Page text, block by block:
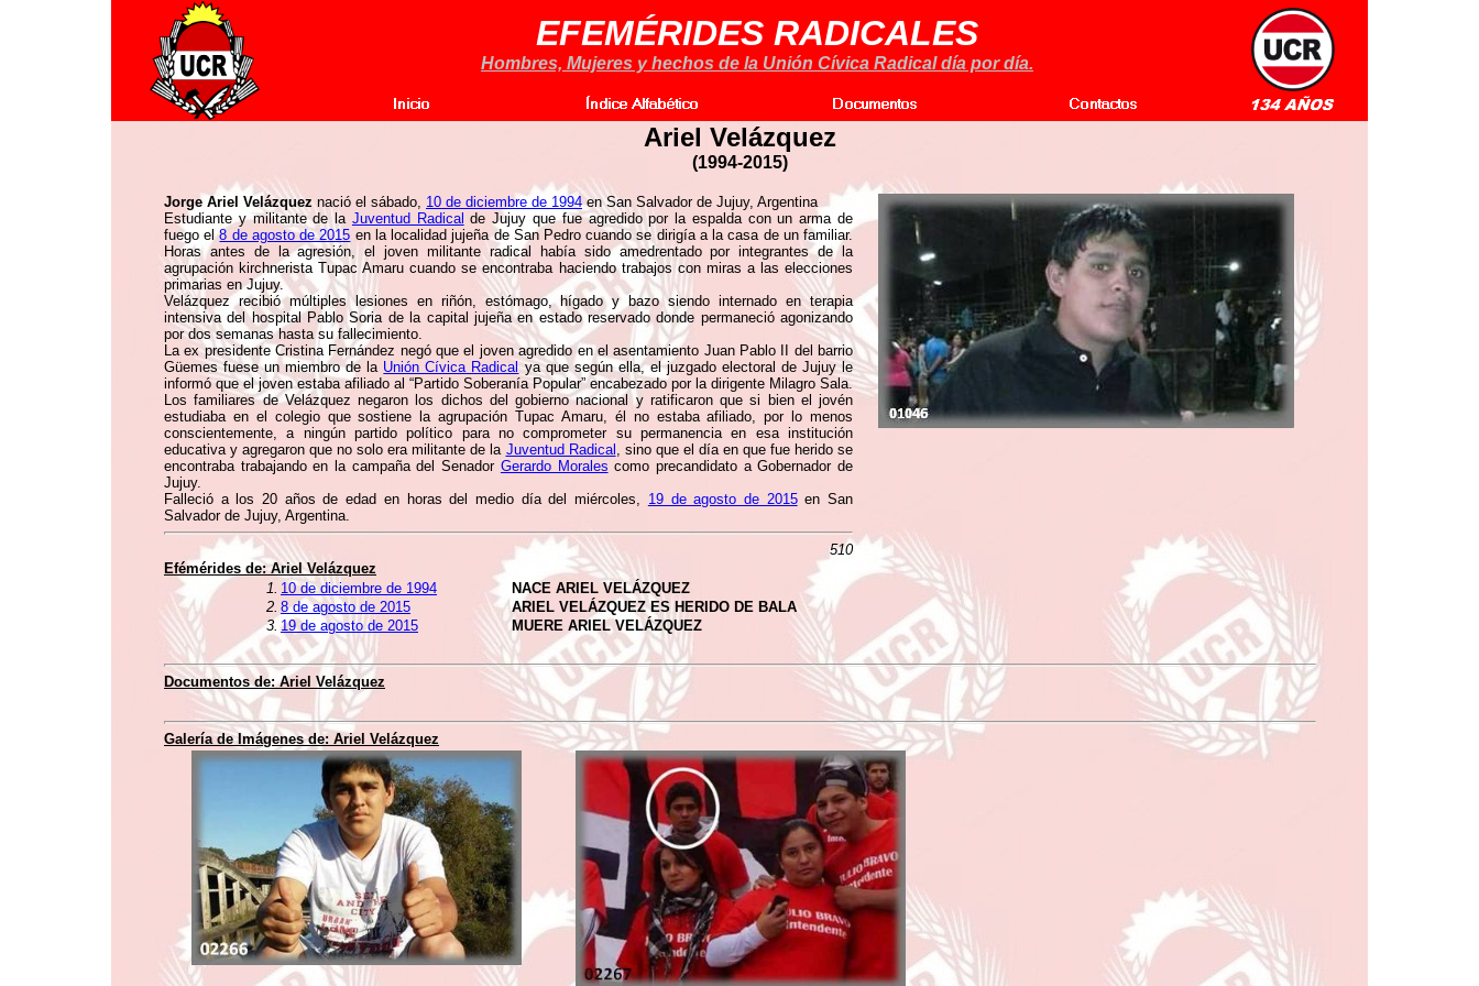
EFEMÉRIDES RADICALES
Hombres, Mujeres y hechos de la Unión Cívica Radical día por día.
Ariel Velázquez
(1994-2015)
Jorge Ariel Velázquez nació el sábado, 10 de diciembre de 1994en San Salvador de Jujuy, Argentina
Estudiante y militante de la Juventud Radical de Jujuy que fue agredido por la espalda con un arma de
fuego el8 de agosto de 2015 en la localidad jujeña de San Pedro cuando se dirigía a la casa de un familiar.
Horas antes de la agresión, el joven militante radical había sido amedrentado por integrantes de la
agrupación kirchnerista Tupac Amaru cuando se encontraba haciendo trabajos con miras a las elecciones
primarias en Jujuy.
Velázquez recibió múltiples lesiones en riñón, estómago, hígado y bazo siendo internado en terapia
intensiva del hospital Pablo Soria de la capital jujeña en estado reservado donde permaneció agonizando
por dos semanas hasta su fallecimiento.
La ex presidente Cristina Fernández negó que el joven agredido en el asentamiento Juan Pablo II del barrio
Güemes fuese un miembro de la Unión Cívica Radical ya que según ella, el juzgado electoral de Jujuy le
informó que el joven estaba afiliado al “Partido Soberanía Popular” encabezado por la dirigente Milagro Sala.
Los familiares de Velázquez negaron los dichos del gobierno nacional y ratificaron que si bien el jovén
estudiaba en el colegio que sostiene la agrupación Tupac Amaru, él no estaba afiliado, por lo menos
conscientemente, a ningún partido político para no comprometer su permanencia en esa institución
educativa y agregaron que no solo era militante de la Juventud Radical , sino que el día en que fue herido se
encontraba trabajando en la campaña del Senador Gerardo Morales como precandidato a Gobernador de
Jujuy.
Falleció a los 20 años de edad en horas del medio día del miércoles, 19 de agosto de 2015en San
Salvador de Jujuy, Argentina.
510
Efémérides de:Ariel Velázquez
1. 10 de diciembre de 1994
NACE ARIEL VELÁZQUEZ
2. 8 de agosto de 2015
ARIEL VELÁZQUEZ ES HERIDO DE BALA
3. 19 de agosto de 2015 MUERE ARIEL VELÁZQUEZ
Documentos de:Ariel Velázquez
Galería de Imágenes de: Ariel Velázquez